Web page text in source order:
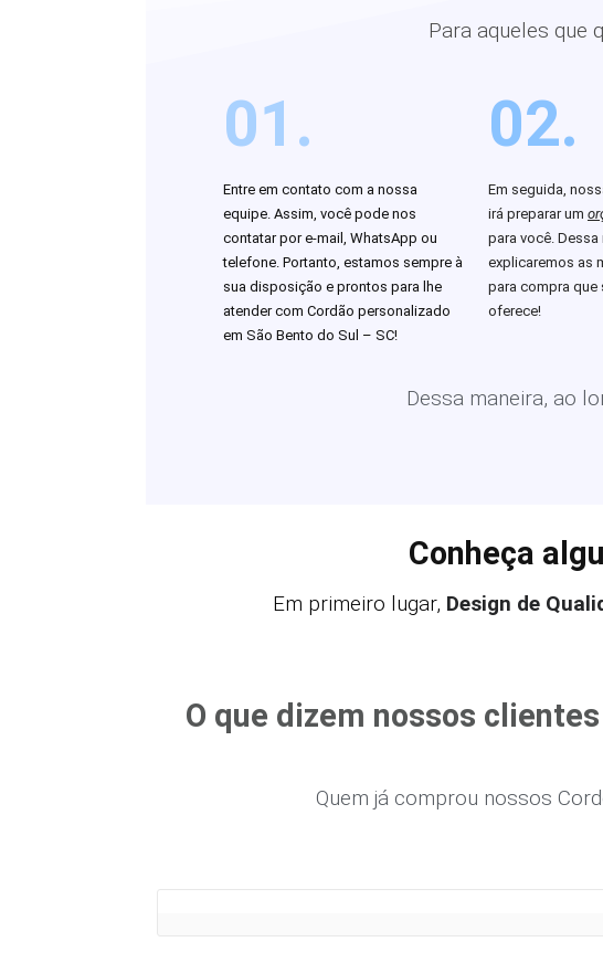
Para aqueles que
01.
Entre em contato com a nossa
equipe. Assim, você pode nos
contatar por e-mail, WhatsApp ou
telefone. Portanto, estamos sempre à
sua disposição e prontos para lhe
atender com Cordão personalizado
em São Bento do Sul – SC!
02.
Em seguida,
irá preparar um
para você. Dessa
explicaremos as
para compra que
oferece!
Dessa maneira, ao
Conheça
Em primeiro lugar, Design de
O que dizem nossos
Quem já comprou nossos